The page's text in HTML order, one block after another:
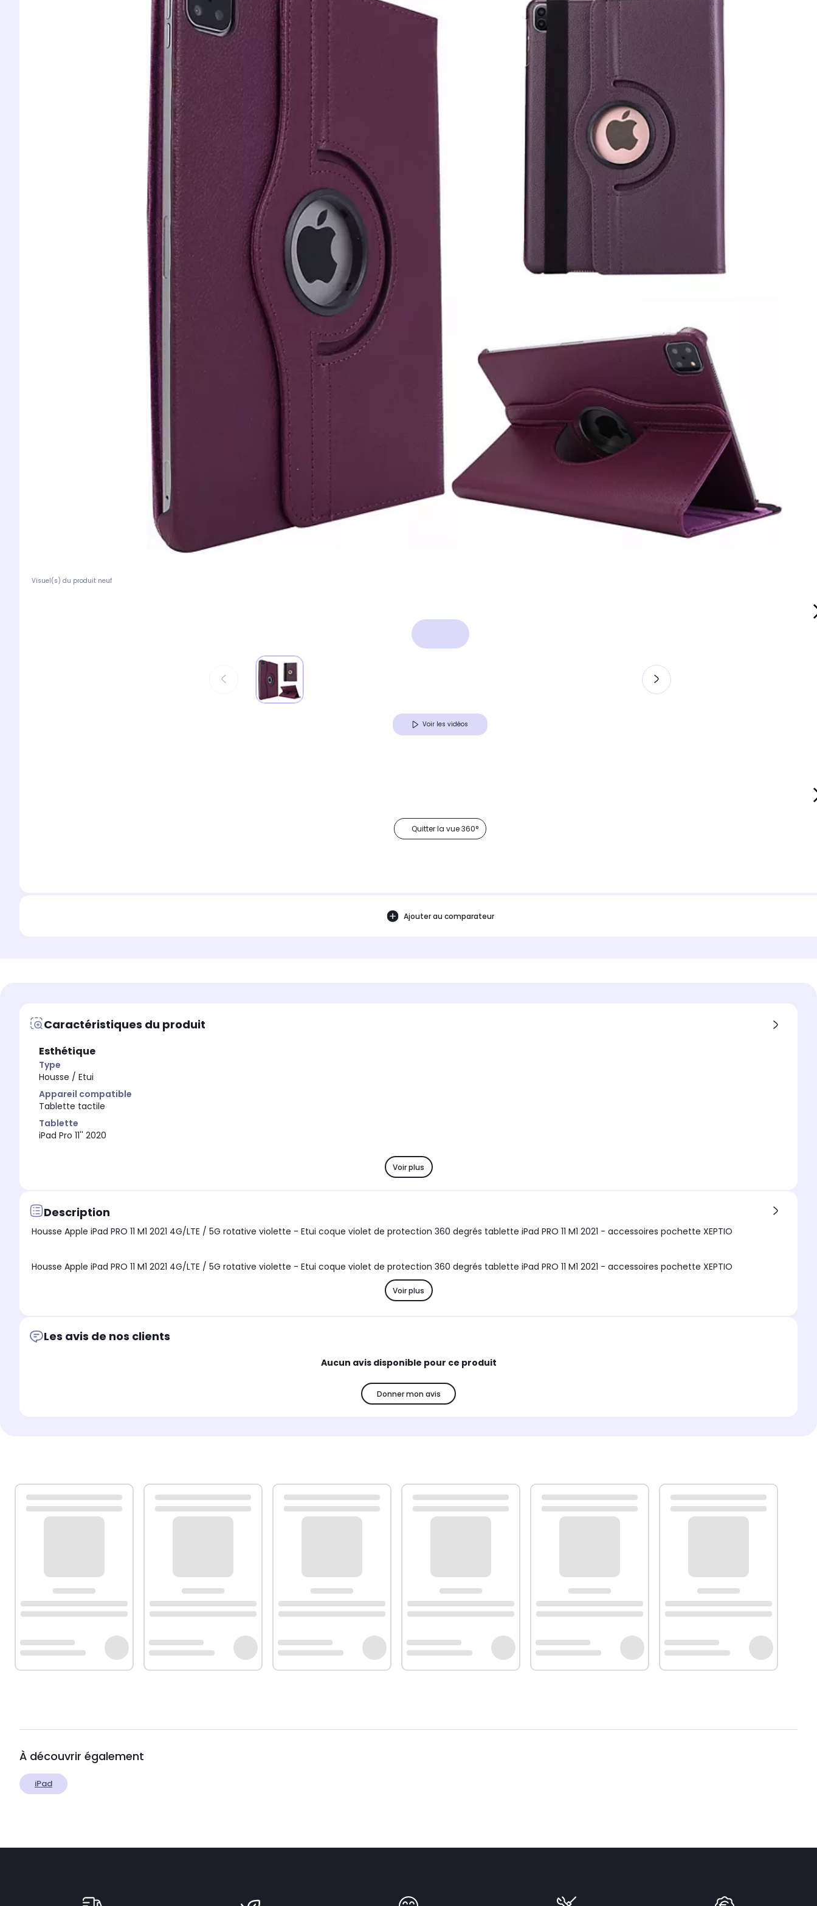
Visuel(s) du produit neuf
Voir les vidéos
Quitter la vue 360°
Ajouter au comparateur
Caractéristiques du produit
Esthétique
Type
Housse / Etui
Appareil compatible
Tablette tactile
Tablette
iPad Pro 11'' 2020
Voir plus
Description
Housse Apple iPad PRO 11 M1 2021 4G/LTE / 5G rotative violette - Etui coque violet de protection 360 degrés tablette iPad PRO 11 M1 2021 - accessoires pochette XEPTIO
Housse Apple iPad PRO 11 M1 2021 4G/LTE / 5G rotative violette - Etui coque violet de protection 360 degrés tablette iPad PRO 11 M1 2021 - accessoires pochette XEPTIO
Voir plus
Les avis de nos clients
Aucun avis disponible pour ce produit
Donner mon avis
À découvrir également
iPad